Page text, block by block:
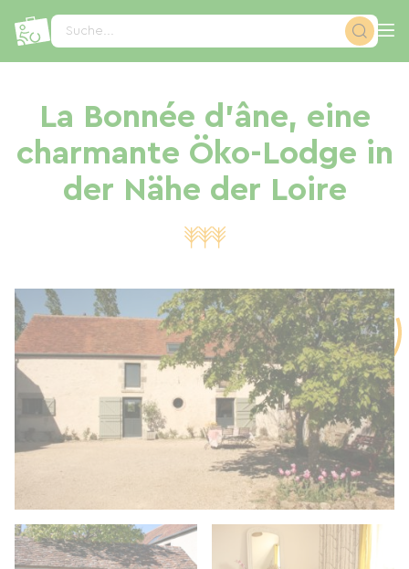
Suche...
La Bonnée d'âne, eine
charmante Öko-Lodge in
der Nähe der Loire
Cookie-Einstellungen